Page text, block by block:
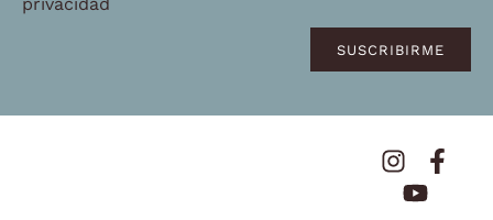
SUSCRIBIRME